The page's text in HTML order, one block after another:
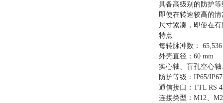
具备高级别的防护
即使在转速较高的
尺寸紧凑，即使在
特点
每转脉冲数：
外壳直径：60 mm
实心轴、盲孔空心
防护等级：IP65/IP67
通信接口：TTL RS
连接类型：M12、